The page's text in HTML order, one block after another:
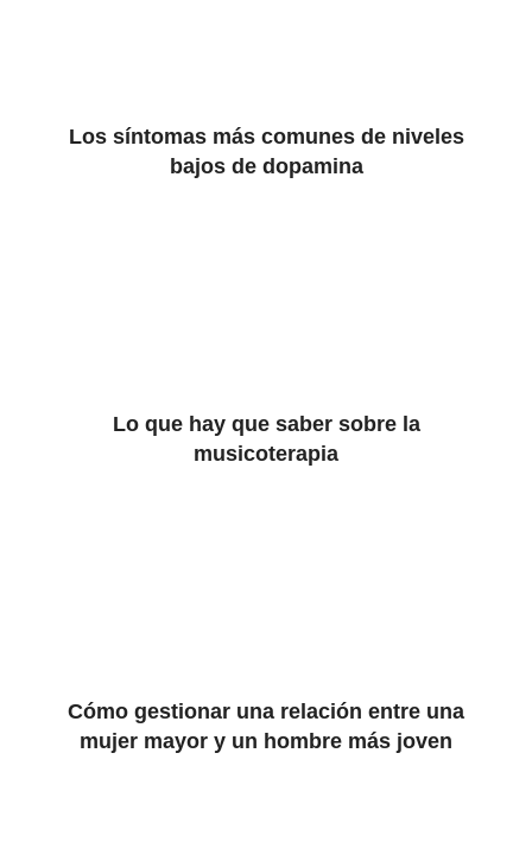
Los síntomas más comunes de niveles
bajos de dopamina
Lo que hay que saber sobre la
musicoterapia
Cómo gestionar una relación entre una
mujer mayor y un hombre más joven